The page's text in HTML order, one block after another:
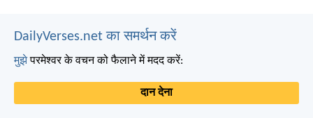
DailyVerses.net का समर्थन करें
मुझेपरमेश्वर के वचन को फैलाने में मदद करें:
दान देना